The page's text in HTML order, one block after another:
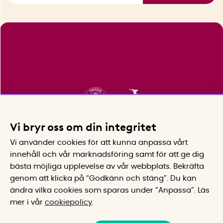
Vi bryr oss om din integritet
Vi använder cookies för att kunna anpassa vårt
innehåll och vår marknadsföring samt för att ge dig
bästa möjliga upplevelse av vår webbplats.
Bekräfta
genom att klicka på “Godkänn och stäng”. Du kan
ändra vilka cookies som sparas under ”Anpassa”.
Läs
mer i vår cookiepolicy